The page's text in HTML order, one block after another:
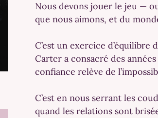
Nous devons jouer le jeu —
que nous aimons, et du
C’est un exercice d’équilibre
Carter a consacré des
confiance relève de
C’est en nous serrant les
quand les relations sont